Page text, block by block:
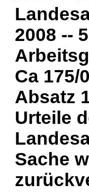
2008 --
Ca 175/
Absatz
Urteile
Sache